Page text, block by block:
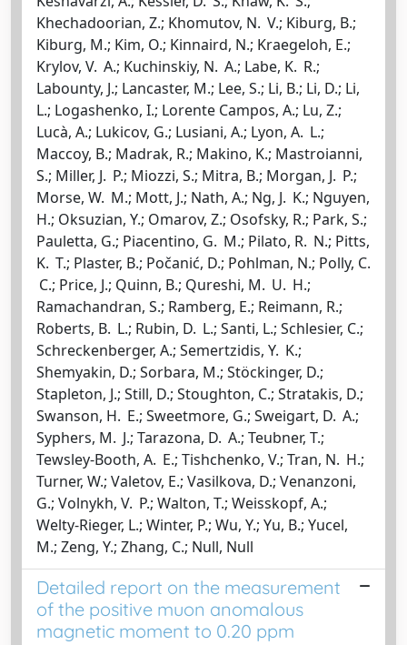
Khechadoorian, Z.; Khomutov, N. V.; Kiburg, B.;
Kiburg, M.; Kim, O.; Kinnaird, N.; Kraegeloh, E.;
Krylov, V. A.; Kuchinskiy, N. A.; Labe, K. R.;
Labounty, J.; Lancaster, M.; Lee, S.; Li, B.; Li, D.; Li,
L.; Logashenko, I.; Lorente Campos, A.; Lu, Z.;
Lucà, A.; Lukicov, G.; Lusiani, A.; Lyon, A. L.;
Maccoy, B.; Madrak, R.; Makino, K.; Mastroianni,
S.; Miller, J. P.; Miozzi, S.; Mitra, B.; Morgan, J. P.;
Morse, W. M.; Mott, J.; Nath, A.; Ng, J. K.; Nguyen,
H.; Oksuzian, Y.; Omarov, Z.; Osofsky, R.; Park, S.;
Pauletta, G.; Piacentino, G. M.; Pilato, R. N.; Pitts,
K. T.; Plaster, B.; Počanić, D.; Pohlman, N.; Polly, C.
C.; Price, J.; Quinn, B.; Qureshi, M. U. H.;
Ramachandran, S.; Ramberg, E.; Reimann, R.;
Roberts, B. L.; Rubin, D. L.; Santi, L.; Schlesier, C.;
Schreckenberger, A.; Semertzidis, Y. K.;
Shemyakin, D.; Sorbara, M.; Stöckinger, D.;
Stapleton, J.; Still, D.; Stoughton, C.; Stratakis, D.;
Swanson, H. E.; Sweetmore, G.; Sweigart, D. A.;
Syphers, M. J.; Tarazona, D. A.; Teubner, T.;
Tewsley-Booth, A. E.; Tishchenko, V.; Tran, N. H.;
Turner, W.; Valetov, E.; Vasilkova, D.; Venanzoni,
G.; Volnykh, V. P.; Walton, T.; Weisskopf, A.;
Welty-Rieger, L.; Winter, P.; Wu, Y.; Yu, B.; Yucel,
M.; Zeng, Y.; Zhang, C.; Null, Null
Detailed report on the measurement
of the positive muon anomalous
magnetic moment to 0.20 ppm